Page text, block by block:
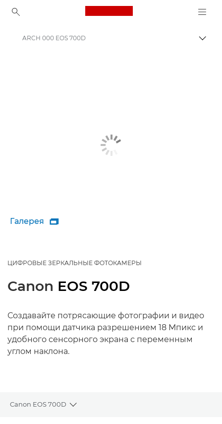
Canon Logo, back to
ARCH 000 EOS 700D
Галерея 
ЦИФРОВЫЕ ЗЕРКАЛЬНЫЕ ФОТОКАМЕРЫ
Canon EOS 700D
Создавайте потрясающие фотографии и видео
при помощи датчика разрешением 18 Мпикс и
удобного сенсорного экрана с переменным
углом наклона.
Canon EOS 700D
Toggle breadcrumbs